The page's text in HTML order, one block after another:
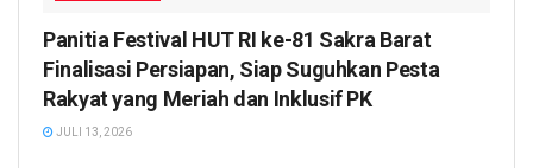
Panitia Festival HUT RI ke-81 Sakra Barat
Finalisasi Persiapan, Siap Suguhkan Pesta
Rakyat yang Meriah dan Inklusif PK
JULI 13, 2026